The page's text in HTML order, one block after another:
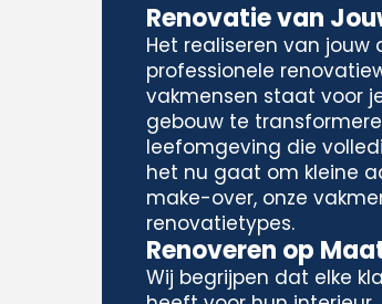
Renovatie van
Het realiseren van
professionele
vakmensen staat voor
gebouw te
leefomgeving die
het nu gaat om kleine
make-over, onze
renovatietypes.
Renoveren op
Wij begrijpen dat elke